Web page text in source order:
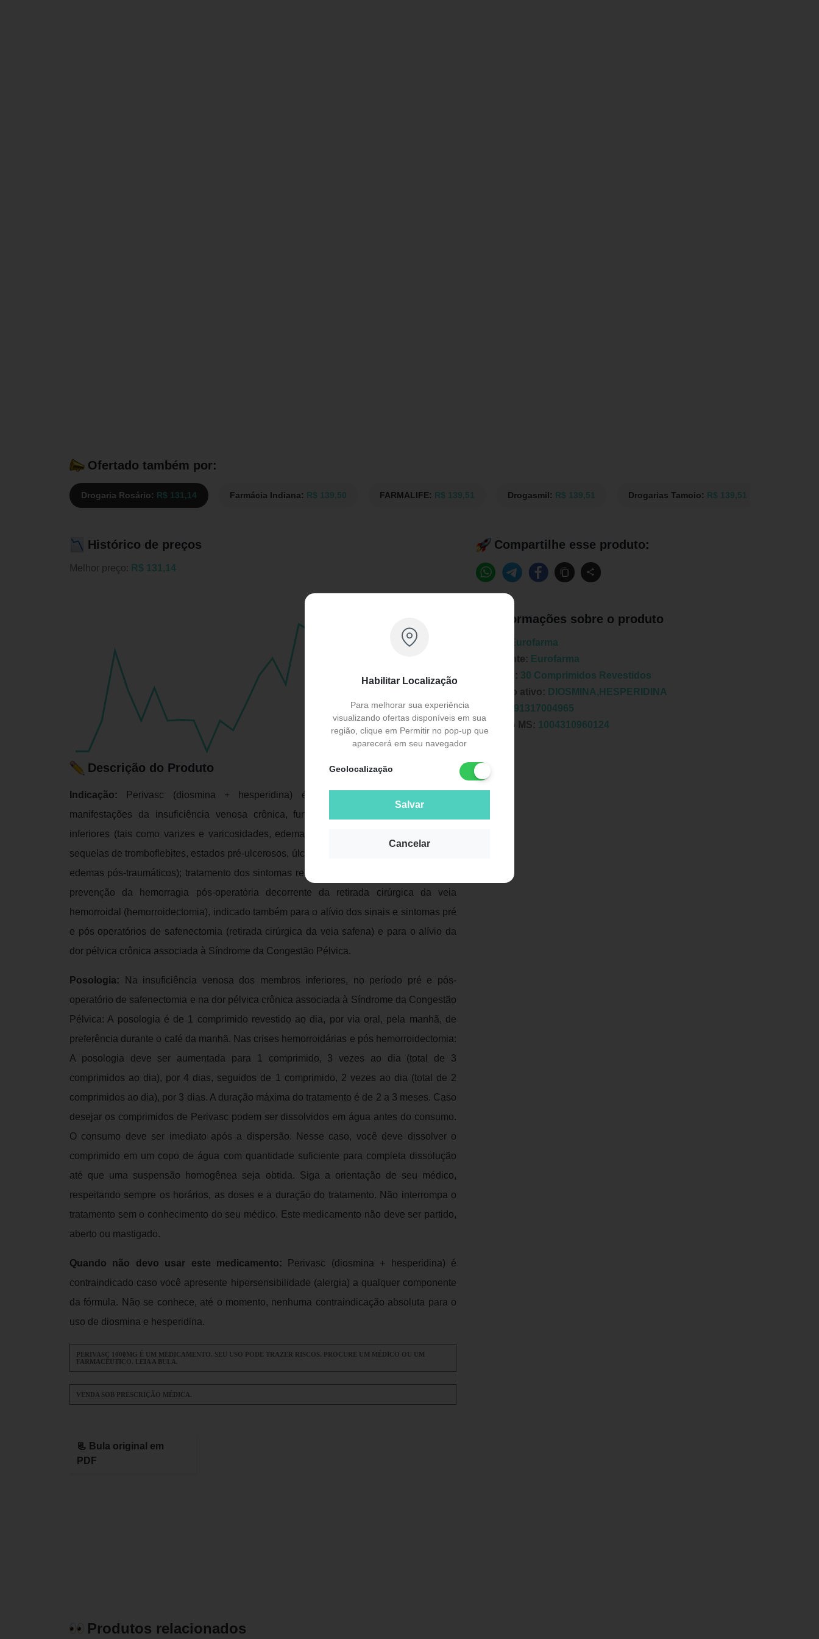
Habilitar Localização
Para melhorar sua experiência
visualizando ofertas disponíveis em sua
região, clique em Permitir no pop-up que
aparecerá em seu navegador
Geolocalização
Salvar
Cancelar
Ofertado também por:
Drogaria Rosário: R$ 131,14 Farmácia Indiana: R$ 139,50 FARMALIFE: R$ 139,51 Drogasmil: R$ 139,51 Drogarias Tamoio: R$ 139,51
Histórico de preços
Melhor preço: R$ 131,14
Descrição do Produto
Indicação: Perivasc (diosmina + hesperidina) é indicado em: tratamento das
manifestações da insuficiência venosa crônica, funcional e orgânica dos membros
inferiores (tais como varizes e varicosidades, edema e sensação de peso nas pernas,
sequelas de tromboflebites, estados pré-ulcerosos, úlceras varicosas, úlceras de estase e
edemas pós-traumáticos); tratamento dos sintomas relacionados às hemorroidas, para a
prevenção da hemorragia pós-operatória decorrente da retirada cirúrgica da veia
hemorroidal (hemorroidectomia), indicado também para o alívio dos sinais e sintomas pré
e pós operatórios de safenectomia (retirada cirúrgica da veia safena) e para o alívio da
dor pélvica crônica associada à Síndrome da Congestão Pélvica.
Posologia: Na insuficiência venosa dos membros inferiores, no período pré e pós-
operatório de safenectomia e na dor pélvica crônica associada à Síndrome da Congestão
Pélvica: A posologia é de 1 comprimido revestido ao dia, por via oral, pela manhã, de
preferência durante o café da manhã. Nas crises hemorroidárias e pós hemorroidectomia:
A posologia deve ser aumentada para 1 comprimido, 3 vezes ao dia (total de 3
comprimidos ao dia), por 4 dias, seguidos de 1 comprimido, 2 vezes ao dia (total de 2
comprimidos ao dia), por 3 dias. A duração máxima do tratamento é de 2 a 3 meses. Caso
desejar os comprimidos de Perivasc podem ser dissolvidos em água antes do consumo.
O consumo deve ser imediato após a dispersão. Nesse caso, você deve dissolver o
comprimido em um copo de água com quantidade suficiente para completa dissolução
até que uma suspensão homogênea seja obtida. Siga a orientação de seu médico,
respeitando sempre os horários, as doses e a duração do tratamento. Não interrompa o
tratamento sem o conhecimento do seu médico. Este medicamento não deve ser partido,
aberto ou mastigado.
Quando não devo usar este medicamento: Perivasc (diosmina + hesperidina) é
contraindicado caso você apresente hipersensibilidade (alergia) a qualquer componente
da fórmula. Não se conhece, até o momento, nenhuma contraindicação absoluta para o
uso de diosmina e hesperidina.
PERIVASC 1000MG É UM MEDICAMENTO. SEU USO PODE TRAZER RISCOS. PROCURE UM MÉDICO OU UM
FARMACÊUTICO. LEIA A BULA.
VENDA SOB PRESCRIÇÃO MÉDICA.
📃 Bula original em
PDF
Compartilhe esse produto:
Informações sobre o produto
Eurofarma
Fabricante: Eurofarma
Unidade: 30 Comprimidos Revestidos
Principio ativo: DIOSMINA,HESPERIDINA
7891317004965
Registro MS: 1004310960124
Publicidade
Produtos relacionados